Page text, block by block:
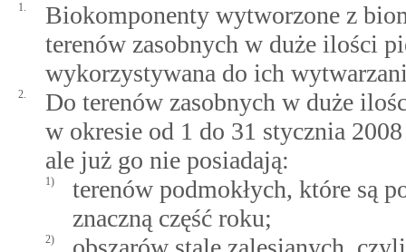
1.
Biokomponenty wytworzone z
terenów zasobnych w duże ilości
wykorzystywana do ich
2.
Do terenów zasobnych w duże
w okresie od 1 do 31 stycznia
ale już go nie posiadają:
1)
terenów podmokłych, które są
znaczną część roku;
2)